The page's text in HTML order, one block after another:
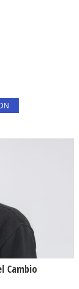
Cambio